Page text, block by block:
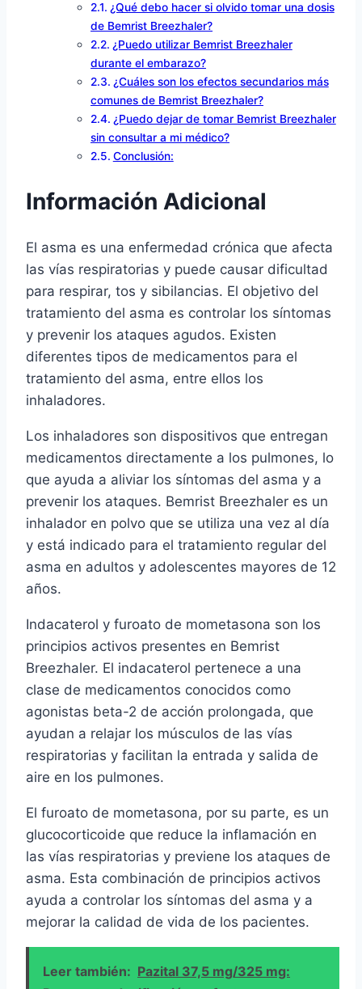
¿Qué debo hacer si olvido tomar una dosis
de Bemrist Breezhaler?
¿Puedo utilizar Bemrist Breezhaler
durante el embarazo?
¿Cuáles son los efectos secundarios más
comunes de Bemrist Breezhaler?
¿Puedo dejar de tomar Bemrist Breezhaler
sin consultar a mi médico?
Conclusión:
Información Adicional
El asma es una enfermedad crónica que afecta
las vías respiratorias y puede causar dificultad
para respirar, tos y sibilancias. El objetivo del
tratamiento del asma es controlar los síntomas
y prevenir los ataques agudos. Existen
diferentes tipos de medicamentos para el
tratamiento del asma, entre ellos los
inhaladores.
Los inhaladores son dispositivos que entregan
medicamentos directamente a los pulmones, lo
que ayuda a aliviar los síntomas del asma y a
prevenir los ataques. Bemrist Breezhaler es un
inhalador en polvo que se utiliza una vez al día
y está indicado para el tratamiento regular del
asma en adultos y adolescentes mayores de 12
años.
Indacaterol y furoato de mometasona son los
principios activos presentes en Bemrist
Breezhaler. El indacaterol pertenece a una
clase de medicamentos conocidos como
agonistas beta-2 de acción prolongada, que
ayudan a relajar los músculos de las vías
respiratorias y facilitan la entrada y salida de
aire en los pulmones.
El furoato de mometasona, por su parte, es un
glucocorticoide que reduce la inflamación en
las vías respiratorias y previene los ataques de
asma. Esta combinación de principios activos
ayuda a controlar los síntomas del asma y a
mejorar la calidad de vida de los pacientes.
Leer también: Pazital 37,5 mg/325 mg: